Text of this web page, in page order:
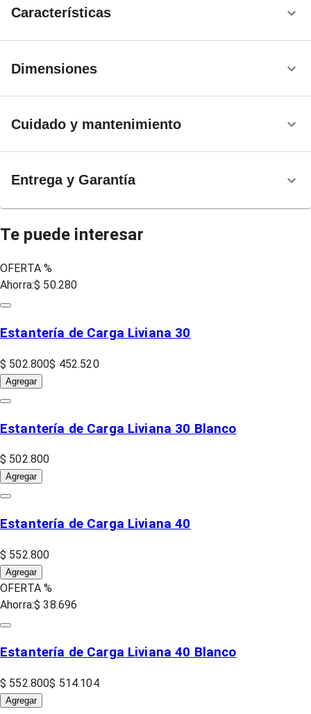
Características
Dimensiones
Cuidado y mantenimiento
Entrega y Garantía
Te puede interesar
OFERTA %
Ahorra:$ 50.280
Estantería de Carga Liviana 30
$ 502.800$ 452.520
Agregar
Estantería de Carga Liviana 30 Blanco
$ 502.800
Agregar
Estantería de Carga Liviana 40
$ 552.800
Agregar
OFERTA %
Ahorra:$ 38.696
Estantería de Carga Liviana 40 Blanco
$ 552.800$ 514.104
Agregar